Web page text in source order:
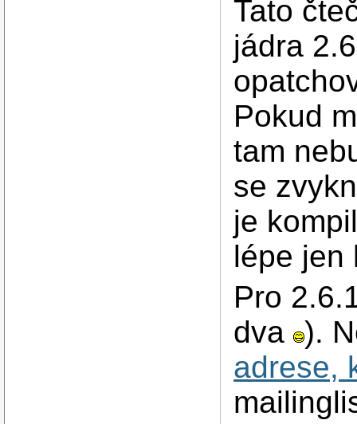
Tato
jádra
Pokud
tam
se
je
lépe jen
Pro
dva ).
adrese,